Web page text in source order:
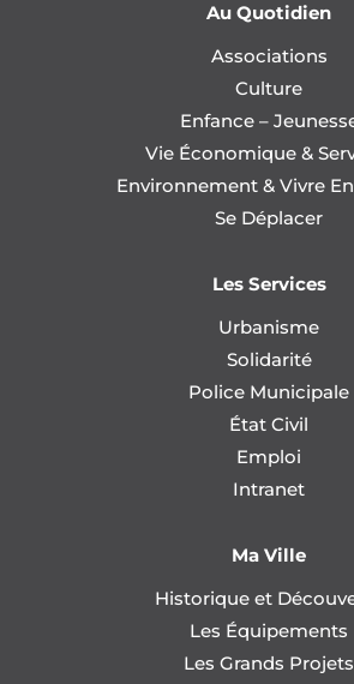
Au Quotidien
Associations
Culture
Enfance –
Vie Économique &
Environnement & Vivre
Se Déplacer
Les Services
Urbanisme
Solidarité
Police Municipale
État Civil
Emploi
Intranet
Ma Ville
Historique et
Les Équipements
Les Grands Projets